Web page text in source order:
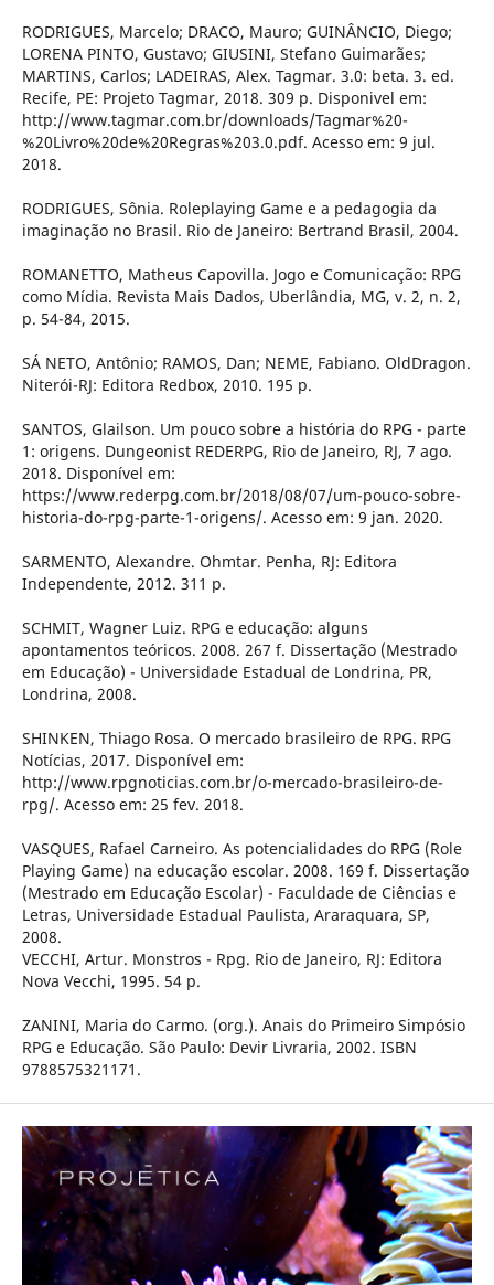
RODRIGUES, Marcelo; DRACO, Mauro; GUINÂNCIO, Diego;
LORENA PINTO, Gustavo; GIUSINI, Stefano Guimarães;
MARTINS, Carlos; LADEIRAS, Alex. Tagmar. 3.0: beta. 3. ed.
Recife, PE: Projeto Tagmar, 2018. 309 p. Disponivel em:
http://www.tagmar.com.br/downloads/Tagmar%20-
%20Livro%20de%20Regras%203.0.pdf. Acesso em: 9 jul.
2018.
RODRIGUES, Sônia. Roleplaying Game e a pedagogia da
imaginação no Brasil. Rio de Janeiro: Bertrand Brasil, 2004.
ROMANETTO, Matheus Capovilla. Jogo e Comunicação: RPG
como Mídia. Revista Mais Dados, Uberlândia, MG, v. 2, n. 2,
p. 54-84, 2015.
SÁ NETO, Antônio; RAMOS, Dan; NEME, Fabiano. OldDragon.
Niterói-RJ: Editora Redbox, 2010. 195 p.
SANTOS, Glailson. Um pouco sobre a história do RPG - parte
1: origens. Dungeonist REDERPG, Rio de Janeiro, RJ, 7 ago.
2018. Disponível em:
https://www.rederpg.com.br/2018/08/07/um-pouco-sobre-
historia-do-rpg-parte-1-origens/. Acesso em: 9 jan. 2020.
SARMENTO, Alexandre. Ohmtar. Penha, RJ: Editora
Independente, 2012. 311 p.
SCHMIT, Wagner Luiz. RPG e educação: alguns
apontamentos teóricos. 2008. 267 f. Dissertação (Mestrado
em Educação) - Universidade Estadual de Londrina, PR,
Londrina, 2008.
SHINKEN, Thiago Rosa. O mercado brasileiro de RPG. RPG
Notícias, 2017. Disponível em:
http://www.rpgnoticias.com.br/o-mercado-brasileiro-de-
rpg/. Acesso em: 25 fev. 2018.
VASQUES, Rafael Carneiro. As potencialidades do RPG (Role
Playing Game) na educação escolar. 2008. 169 f. Dissertação
(Mestrado em Educação Escolar) - Faculdade de Ciências e
Letras, Universidade Estadual Paulista, Araraquara, SP,
2008.
VECCHI, Artur. Monstros - Rpg. Rio de Janeiro, RJ: Editora
Nova Vecchi, 1995. 54 p.
ZANINI, Maria do Carmo. (org.). Anais do Primeiro Simpósio
RPG e Educação. São Paulo: Devir Livraria, 2002. ISBN
9788575321171.